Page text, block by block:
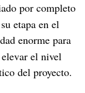
por completo
etapa en el
enorme para
el nivel
del proyecto.